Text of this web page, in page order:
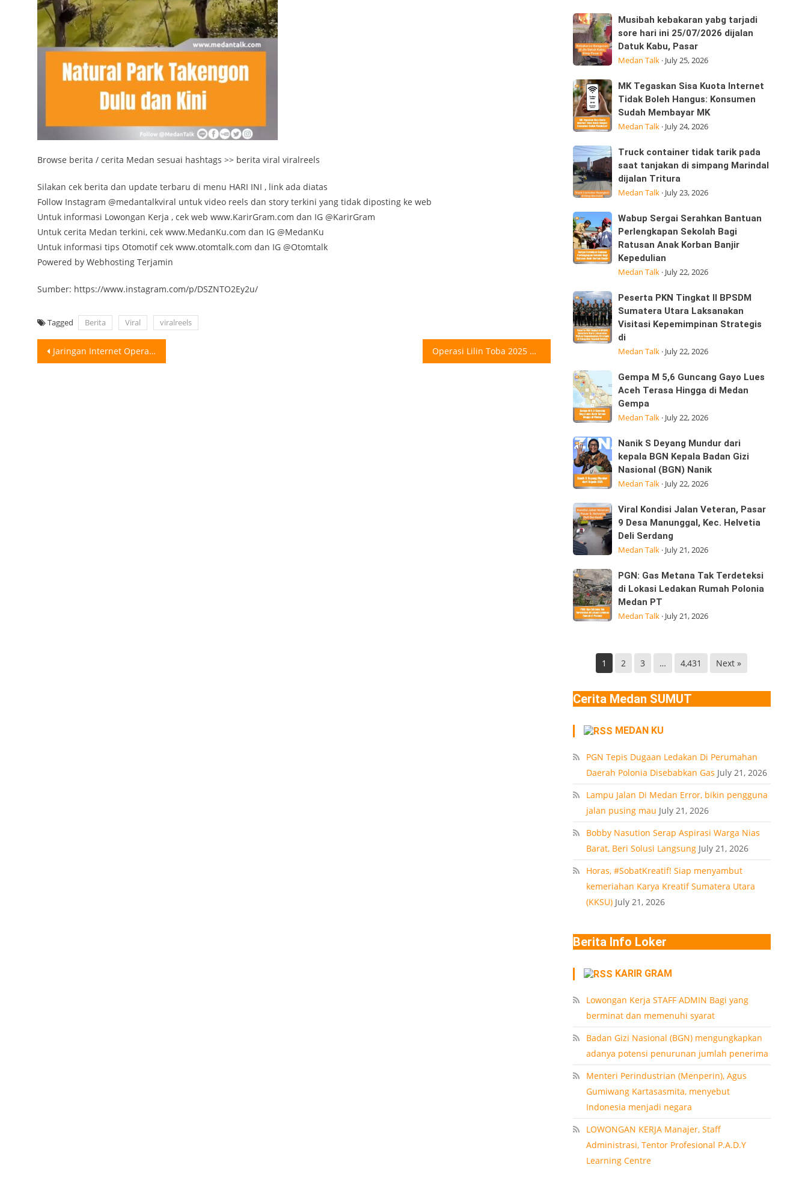
Browse berita / cerita Medan sesuai hashtags >> berita viral viralreels
Silakan cek berita dan update terbaru di menu HARI INI , link ada diatas
Follow Instagram @medantalkviral untuk video reels dan story terkini yang tidak diposting ke web
Untuk informasi Lowongan Kerja , cek web www.KarirGram.com dan IG @KarirGram
Untuk cerita Medan terkini, cek www.MedanKu.com dan IG @MedanKu
Untuk informasi tips Otomotif cek www.otomtalk.com dan IG @Otomtalk
Powered by Webhosting Terjamin
Sumber: https://www.instagram.com/p/DSZNTO2Ey2u/
Tagged Berita Viral viralreels
Post
Jaringan Internet Operator Bermasalah di Medan Hari Ini? Koneksi Internet atau data Operasi Lilin Toba 2025 di Sumut Dimulai 20 Desember Operasi Lilin Toba
dan
Moto
GP
Edition
hadir
Musibah
kebakaran
yabg
tarjadi
sore
hari
ini
25/07/2026
dijalan
Datuk
Kabu,
Pasar
Musibah kebakaran yabg tarjadi
sore hari ini 25/07/2026 dijalan
Datuk Kabu, Pasar
Medan Talk· July 25, 2026
MK
Tegaskan
Sisa
Kuota
Internet
Tidak
Boleh
Hangus:
Konsumen
Sudah
Membayar
MK
MK Tegaskan Sisa Kuota Internet
Tidak Boleh Hangus: Konsumen
Sudah Membayar MK
Medan Talk· July 24, 2026
Truck
container
tidak
tarik
pada
saat
tanjakan
di
simpang
dijalan
Tritura
Truck container tidak tarik pada
saat tanjakan di simpang Marindal
dijalan Tritura
Medan Talk· July 23, 2026
Wabup
Sergai
Serahkan
Bantuan
Perlengkapan
Sekolah
Bagi
Ratusan
Anak
Kepedulian
Wabup Sergai Serahkan Bantuan
Perlengkapan Sekolah Bagi
Ratusan Anak Korban Banjir
Kepedulian
Medan Talk· July 22, 2026
Peserta
PKN
Tingkat
II
Sumatera
Utara
Laksanakan
Visitasi
Strategis
di
Peserta PKN Tingkat II BPSDM
Sumatera Utara Laksanakan
Visitasi Kepemimpinan Strategis
di
Medan Talk· July 22, 2026
Gempa
M
5,6
Guncang
Gayo
Lues
Aceh
Terasa
Hingga
di
Medan
Gempa
Gempa M 5,6 Guncang Gayo Lues
Aceh Terasa Hingga di Medan
Gempa
Medan Talk· July 22, 2026
Nanik
S
Deyang
Mundur
dari
kepala
BGN
Kepala
Badan
Gizi
Nasional
(BGN) Nanik
Nanik S Deyang Mundur dari
kepala BGN Kepala Badan Gizi
Nasional (BGN) Nanik
Medan Talk· July 22, 2026
Viral
Kondisi
Jalan
Veteran,
Pasar
9
Desa
Manunggal,
Kec.
Serdang
Viral Kondisi Jalan Veteran, Pasar
9 Desa Manunggal, Kec. Helvetia
Deli Serdang
Medan Talk· July 21, 2026
PGN:
Gas
Metana
Tak
Ledakan
Rumah
Polonia
PT
PGN: Gas Metana Tak Terdeteksi
di Lokasi Ledakan Rumah Polonia
Medan PT
Medan Talk· July 21, 2026
1 2 3 … 4,431 Next »
Cerita Medan SUMUT
MEDAN KU
PGN Tepis Dugaan Ledakan Di Perumahan
Daerah Polonia Disebabkan Gas July 21, 2026
Lampu Jalan Di Medan Error, bikin pengguna
jalan pusing mau July 21, 2026
Bobby Nasution Serap Aspirasi Warga Nias
Barat, Beri Solusi Langsung July 21, 2026
Horas, #SobatKreatif! Siap menyambut
kemeriahan Karya Kreatif Sumatera Utara
(KKSU) July 21, 2026
Berita Info Loker
KARIR GRAM
Lowongan Kerja STAFF ADMIN Bagi yang
berminat dan memenuhi syarat
Badan Gizi Nasional (BGN) mengungkapkan
adanya potensi penurunan jumlah penerima
Menteri Perindustrian (Menperin), Agus
Gumiwang Kartasasmita, menyebut
Indonesia menjadi negara
LOWONGAN KERJA Manajer, Staff
Administrasi, Tentor Profesional P.A.D.Y
Learning Centre